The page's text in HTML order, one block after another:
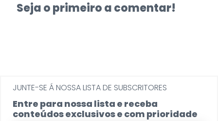
Seja o primeiro a comentar!
JUNTE-SE Á NOSSA LISTA DE SUBSCRITORES
Entre para nossa lista e receba
conteúdos exclusivos e com prioridade